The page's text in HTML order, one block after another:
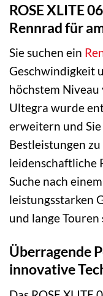
ROSE XLITE
Rennrad für
Sie suchen ein
Geschwindigkeit
höchstem Niveau
Ultegra wurde
erweitern und
Bestleistungen
leidenschaftliche
Suche nach
leistungsstarken
und lange Touren
Überragende
innovative